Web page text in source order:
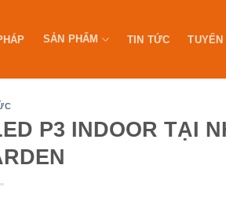
SẢN PHẨM TIN TỨC TUYỂN
P3 INDOOR TẠI